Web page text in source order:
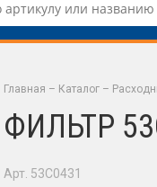
Главная – Каталог –
ФИЛЬТР
Арт. 53C0431